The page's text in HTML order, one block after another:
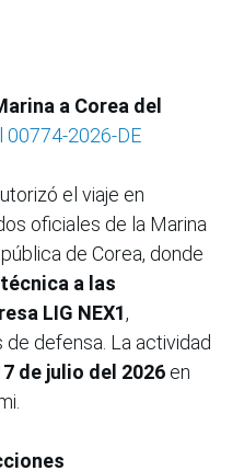
a Corea del
00774-2026-DE
el viaje en
oficiales de la Marina
de Corea, donde
a las
LIG NEX1,
defensa. La actividad
de julio del 2026 en